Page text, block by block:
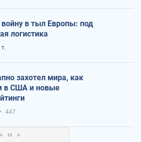
в тыл Европы: под
логистика
захотел мира, как
в США и новые
447